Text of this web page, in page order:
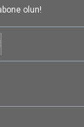
olun!